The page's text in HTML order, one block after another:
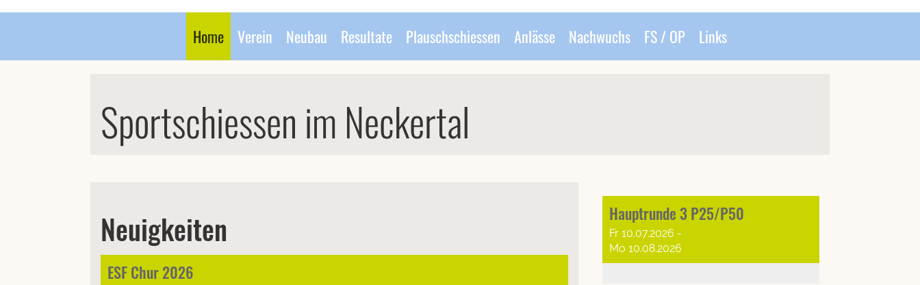
Home Verein Neubau Resultate Plauschschiessen Anlässe Nachwuchs FS / OP Links
Sportschiessen im Neckertal
Neuigkeiten
ESF Chur 2026
Hauptrunde 3 P25/P50
Fr 10.07.2026 -
Mo 10.08.2026